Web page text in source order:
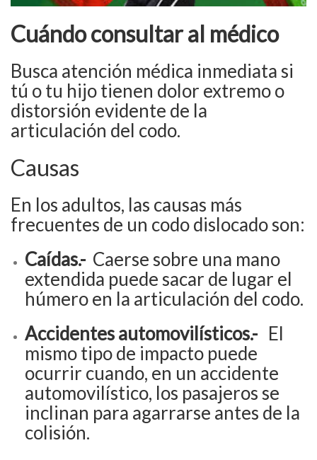
Cuándo consultar al médico
Busca atención médica inmediata si
tú o tu hijo tienen dolor extremo o
distorsión evidente de la
articulación del codo.
Causas
En los adultos, las causas más
frecuentes de un codo dislocado son:
Caídas.- Caerse sobre una mano
extendida puede sacar de lugar el
húmero en la articulación del codo.
Accidentes automovilísticos.- El
mismo tipo de impacto puede
ocurrir cuando, en un accidente
automovilístico, los pasajeros se
inclinan para agarrarse antes de la
colisión.